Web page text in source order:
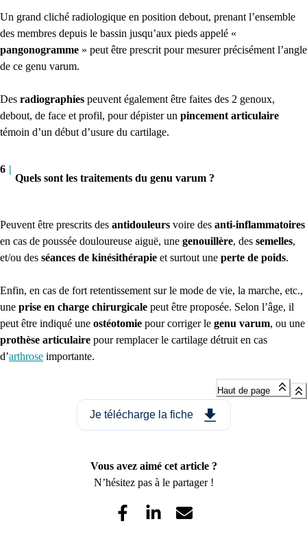
Un grand cliché radiologique en position debout, prenant l’ensemble
des membres depuis le bassin jusqu’aux pieds appelé «
pangonogramme » peut être prescrit pour mesurer précisément l’angle
de ce genu varum.
Des radiographies peuvent également être faites des 2 genoux,
debout, de face et profil, pour dépister un pincement articulaire
témoin d’un début d’usure du cartilage.
6 |
Quels sont les traitements du genu varum ?
Peuvent être prescrits des antidouleurs voire des anti-inflammatoires
en cas de poussée douloureuse aiguë, une genouillère, des semelles,
et/ou des séances de kinésithérapie et surtout une perte de poids.
Enfin, en cas de fort retentissement sur le mode de vie, la marche, etc.,
une prise en charge chirurgicale peut être proposée. Selon l’âge, il
peut être indiqué une ostéotomie pour corriger le genu varum, ou une
prothèse articulaire pour remplacer le cartilage détruit en cas
d’arthrose importante.
Haut de page
Je télécharge la fiche
Vous avez aimé cet article ?
N’hésitez pas à le partager !